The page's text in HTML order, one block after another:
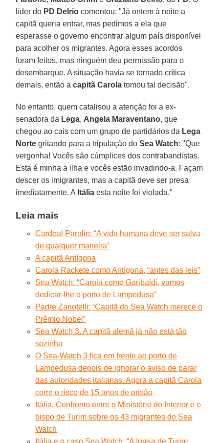
líder do PD Delrio comentou: "Já ontem à noite a
capitã queria entrar, mas pedimos a ela que
esperasse o governo encontrar algum país disponível
para acolher os migrantes. Agora esses acordos
foram feitos, mas ninguém deu permissão para o
desembarque. A situação havia se tornado crítica
demais, então acapitã Carola tomou tal decisão".
No entanto, quem catalisou a atenção foi a ex-
senadora da Lega, Angela Maraventano, que
chegou ao cais com um grupo de partidários da Lega
Norte gritando para a tripulação doSea Watch: "Que
vergonha! Vocês são cúmplices dos contrabandistas.
Esta é minha a ilha e vocês estão invadindo-a. Façam
descer os imigrantes, mas a capitã deve ser presa
imediatamente. A Itália esta noite foi violada."
Leia mais
Cardeal Parolin: “A vida humana deve ser salva
de qualquer maneira”
A capitã Antígona
Carola Rackete como Antígona, “antes das leis”
Sea Watch: “Carola como Garibaldi, vamos
dedicar-lhe o porto de Lampedusa”
Padre Zanotelli: “Capitã do Sea Watch merece o
Prêmio Nobel”
Sea Watch 3. A capitã alemã já não está tão
sozinha
O Sea-Watch 3 fica em frente ao porto de
Lampedusa depois de ignorar o aviso de parar
das autoridades italianas. Agora a capitã Carola
corre o risco de 15 anos de prisão
Itália. Confronto entre o Ministério do Interior e o
bispo de Turim sobre os 43 migrantes do Sea
Watch
Itália e o caso Sea Watch: “A Igreja de Turim